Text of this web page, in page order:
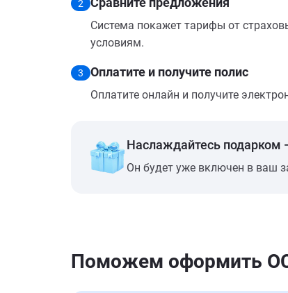
2
Система покажет тарифы от
условиям.
3 Оплатите и получите полис
Оплатите онлайн и получите
Наслаждайтесь
Он будет уже включен в ваш
Поможем оформить